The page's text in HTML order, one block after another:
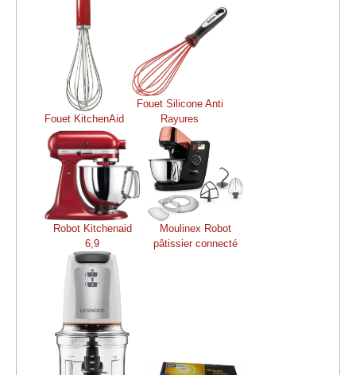
Fouet KitchenAid
Fouet Silicone Anti
Rayures
Robot Kitchenaid
6,9
Moulinex Robot
pâtissier connecté